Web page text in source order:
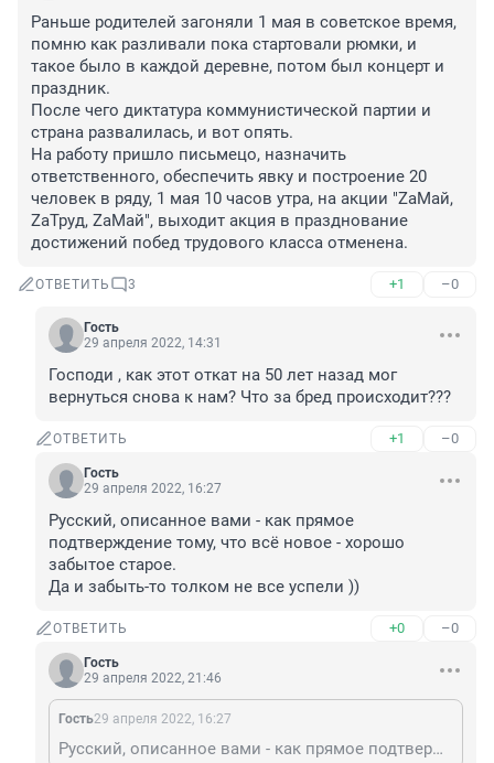
Раньше родителей загоняли 1 мая в советское время,
помню как разливали пока стартовали рюмки, и
такое было в каждой деревне, потом был концерт и
праздник.
После чего диктатура коммунистической партии и
страна развалилась, и вот опять.
На работу пришло письмецо, назначить
ответственного, обеспечить явку и построение 20
человек в ряду, 1 мая 10 часов утра, на акции "ZaМай,
ZaТруд, ZaМай", выходит акция в празднование
достижений побед трудового класса отменена.
ОТВЕТИТЬ 3 +1 –0
Гость
29 апреля 2022, 14:31
Господи , как этот откат на 50 лет назад мог
вернуться снова к нам? Что за бред происходит???
ОТВЕТИТЬ +1 –0
Гость
29 апреля 2022, 16:27
Русский, описанное вами - как прямое
подтверждение тому, что всё новое - хорошо
забытое старое.
Да и забыть-то толком не все успели ))
ОТВЕТИТЬ +0 –0
Гость
29 апреля 2022, 21:46
Гость29 апреля 2022, 16:27
Русский, описанное вами - как прямое подтверждение тому, что всё новое - хорошо забытое старое. Да и забыть-то толком не все успели ))